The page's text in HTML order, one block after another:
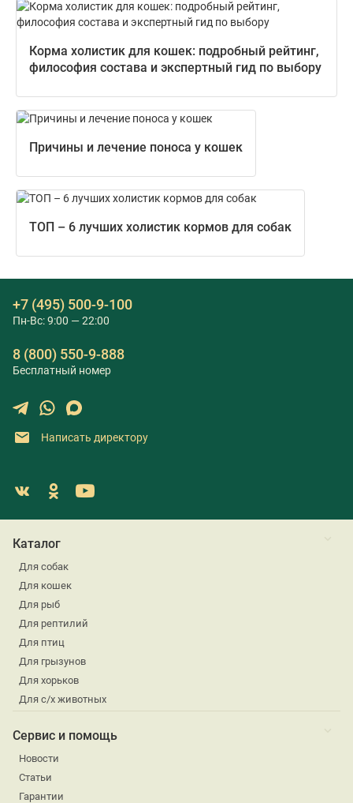
Корма холистик для кошек: подробный рейтинг,
философия состава и экспертный гид по выбору
Причины и лечение поноса у кошек
ТОП – 6 лучших холистик кормов для собак
+7 (495) 500-9-100
Пн-Вс: 9:00 — 22:00
8 (800) 550-9-888
Бесплатный номер
Написать директору
Каталог
Для собак
Для кошек
Для рыб
Для рептилий
Для птиц
Для грызунов
Для хорьков
Для с/х животных
Сервис и помощь
Новости
Статьи
Гарантии